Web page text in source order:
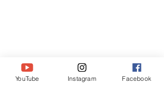
YouTube Instagram Facebook